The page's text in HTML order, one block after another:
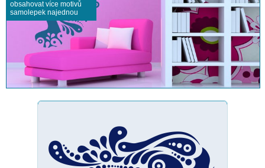
obsahovat více motivů
samolepek najednou